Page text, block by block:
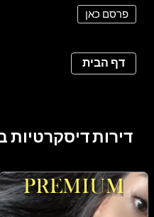
פרסם כאן
דף הבית
דירות